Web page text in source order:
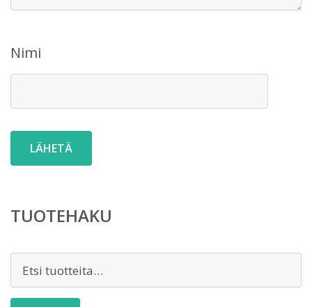
Nimi
TUOTEHAKU